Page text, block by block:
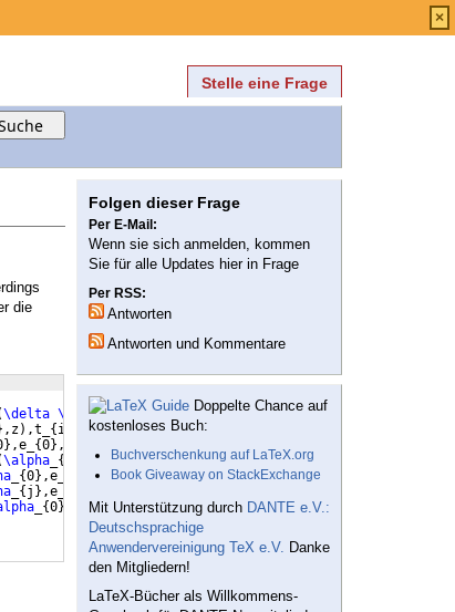
Stelle eine Frage
die
\delta \svec{l}_ {i } ^{z}- \delta \svec {l} _{0
,z) ,t_ { i - \delta n( r_{0}(
} ,e_ {0} ,z^
\alpha { ,e_ i},z),t_{i})- \delta n(r_
{0} ,e_ ,z^ {'}) ,t_{0})) ^{2} \right\rangle
{ j } ,e_
{0} {0} ,z^{'}),t_{0 }))^ { 2} \right\rangle
Folgen dieser Frage
Per E-Mail:
Wenn sie sich anmelden, kommen
Sie für alle Updates hier in Frage
Per RSS:
Antworten
Antworten und Kommentare
Doppelte Chance auf
kostenloses Buch:
Buchverschenkung auf LaTeX.org
Book Giveaway on StackExchange
Mit Unterstützung durch DANTE e.V.:
Deutschsprachige
Anwendervereinigung TeX e.V. Danke
den Mitgliedern!
LaTeX-Bücher als Willkommens-
×